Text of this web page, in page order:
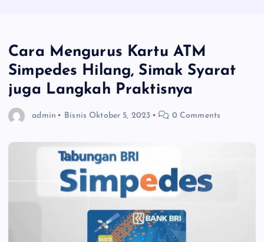
Cara Mengurus Kartu ATM
Simpedes Hilang, Simak Syarat
juga Langkah Praktisnya
admin Bisnis Oktober 5, 2023 0 Comments